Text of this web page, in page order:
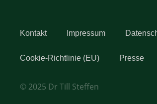
Kontakt Impressum
Cookie-Richtlinie (EU) Presse
© 2025 Dr Till Steffen